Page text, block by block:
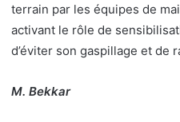
terrain par les équipes de
activant le rôle de
d’éviter son gaspillage et de
M. Bekkar